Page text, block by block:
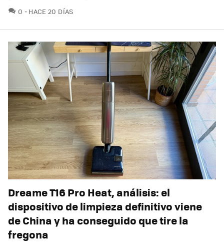
0 COMENTARIOS
HACE 20 DÍAS
Dreame T16 Pro Heat, análisis: el
dispositivo de limpieza definitivo viene
de China y ha conseguido que tire la
fregona